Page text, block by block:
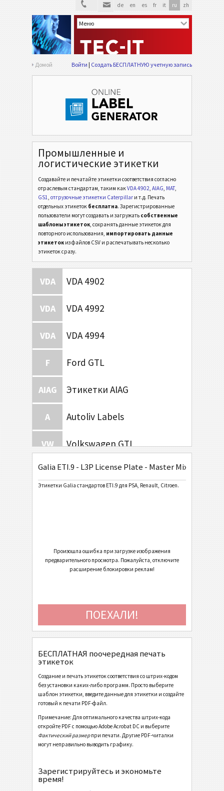
de en es fr it ru zh
Домой Войти Создать БЕСПЛАТНУЮ учетную запись
Промышленные и
логистические этикетки
Создавайте и печатайте этикетки соответствия согласно
отраслевым стандартам, таким какVDA 4902, AIAG, MAT,
GS1, отгрузочные этикетки Caterpillar и т.д. Печать
отдельных этикеток бесплатна. Зарегистрированные
пользователи могут создавать и загружать собственные
шаблоны этикеток, сохранять данные этикеток для
повторного использования, импортировать данные
этикеток из файлов CSV и распечатывать несколько
этикеток сразу.
VDA VDA 4902
VDA VDA 4992
VDA VDA 4994
F Ford GTL
AIAG Этикетки AIAG
A Autoliv Labels
VW Volkswagen GTL
GM General Motors
Odette
Galia ETI.9 - Single / Master
Galia ETI.9 - Master Multiple
Galia ETI.9 - Master Mixed
Galia ETI.9 - License Plate - Master Multiple
Galia ETI.9 - License Plate - Master Mixed
Galia ETI.9 - L3P - Master Mixed
Galia ETI.9 - L3P License Plate - Master Mixed
Этикетки Galia стандартов ETI.9 для PSA, Renault, Citroen.
Произошла ошибка при загрузке изображения
предварительного просмотра. Пожалуйста, отключите
расширение блокировки реклам!
ПОЕХАЛИ!
БЕСПЛАТНАЯ поочередная печать
этикеток
Создание и печать этикеток соответствия со штрих-кодом
без установки каких-либо программ. Просто выберите
шаблон этикетки, введите данные для этикетки и создайте
готовый к печати PDF-файл.
Примечание: Для оптимального качества штрих-кода
откройте PDF с помощью Adobe Acrobat DC и выберите
Фактический размерпри печати. Другие PDF-читалки
могут неправильно выводить графику.
Зарегистрируйтесь и экономьте
время!